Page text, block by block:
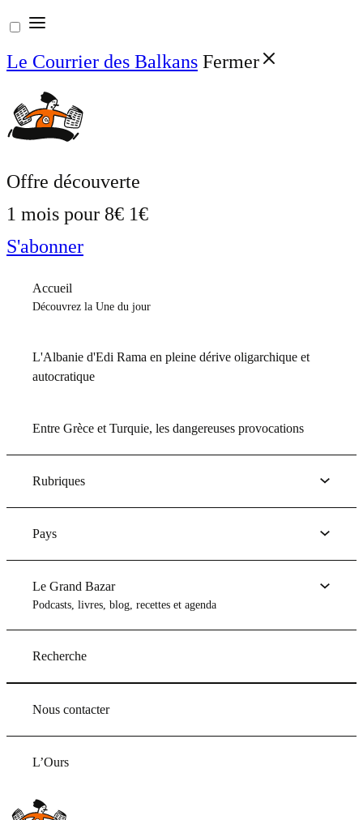
Aller
au
contenu
Le Courrier des Balkans Fermer
Offre découverte
1 mois pour 8€ 1€
S'abonner
Accueil
Découvrez la Une du jour
L'Albanie d'Edi Rama en pleine dérive oligarchique et
autocratique
Entre Grèce et Turquie, les dangereuses provocations
Rubriques
Pays
Le Grand Bazar
Podcasts, livres, blog, recettes et agenda
Recherche
Nous contacter
L’Ours